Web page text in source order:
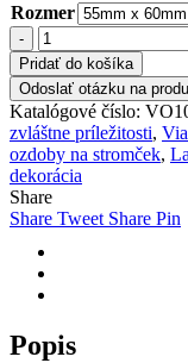
Rozmer
množstvo
Vianočná
ozdoba
Guľa
s
ornamentom
VO109
Pridať do košíka
Odoslať otázku na
Katalógové číslo:
zvláštne príležitosti,
ozdoby na stromček,
dekorácia
Share
Share Tweet Share Pin
Popis